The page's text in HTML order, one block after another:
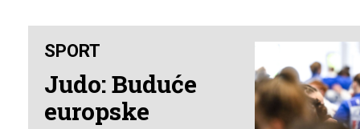
SPORT
Judo: Buduće
europske